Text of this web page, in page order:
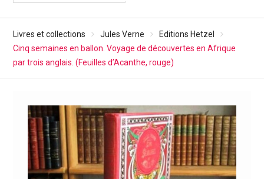
Livres et collections Jules Verne
Editions Hetzel
Cinq semaines en ballon. Voyage de découvertes en Afrique
par trois anglais. (Feuilles d’Acanthe, rouge)